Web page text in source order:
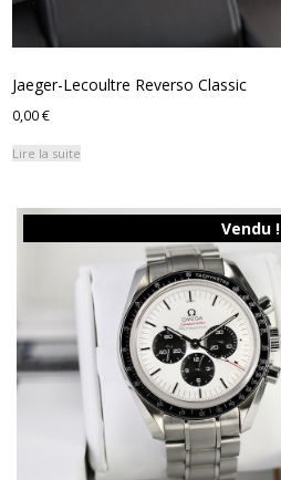
Jaeger-Lecoultre Reverso Classic
0,00€
Lire la suite
Vendu !